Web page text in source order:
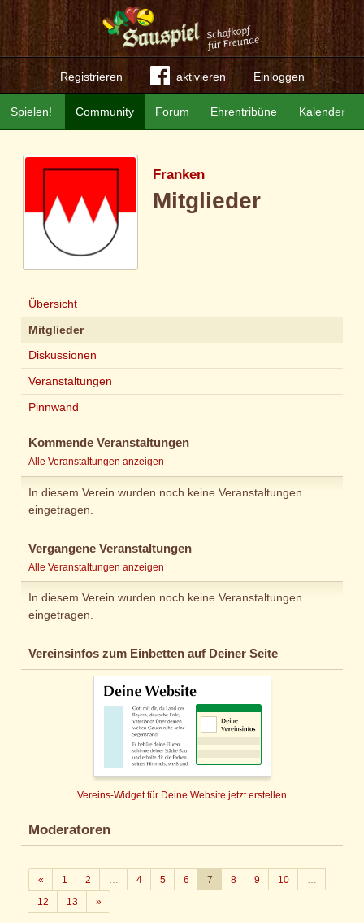
Registrieren aktivieren Einloggen
Community Forum Ehrentribüne Kalender
Spielen!
Franken
Mitglieder
Übersicht
Mitglieder
Diskussionen
Veranstaltungen
Pinnwand
Kommende Veranstaltungen
Alle Veranstaltungen anzeigen
In diesem Verein wurden noch keine Veranstaltungen
eingetragen.
Vergangene Veranstaltungen
Alle Veranstaltungen anzeigen
In diesem Verein wurden noch keine Veranstaltungen
eingetragen.
Vereinsinfos zum Einbetten auf Deiner Seite
Vereins-Widget für Deine Website jetzt erstellen
Moderatoren
«Zurück
1 2 4 5 6 7 8 9 10
12
13 »Weiter